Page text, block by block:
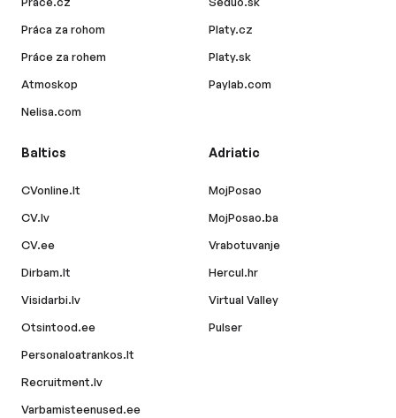
Práca za rohom
Práce za rohem
Atmoskop
Nelisa.com
Platy.cz
Platy.sk
Paylab.com
Baltics
CVonline.lt
CV.lv
CV.ee
Dirbam.lt
Visidarbi.lv
Otsintood.ee
Personaloatrankos.lt
Recruitment.lv
Varbamisteenused.ee
Adriatic
MojPosao
MojPosao.ba
Vrabotuvanje
Hercul.hr
Virtual Valley
Pulser